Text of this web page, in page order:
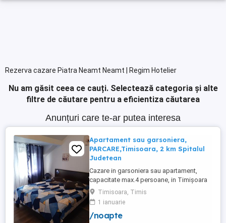
Rezerva cazare Piatra Neamt Neamt | Regim Hotelier
Nu am găsit ceea ce cauți. Selectează categoria și alte
filtre de căutare pentru a eficientiza căutarea
Anunțuri care te-ar putea interesa
Apartament sau garsoniera,
PARCARE,Timisoara, 2 km Spitalul
Judetean
Cazare in garsoniera sau apartament,
capacitate max.4 persoane, in Timișoara
la 2 km de Spitalul Judetean. (la doua
strazi)de zona Calea Buziasului
Lic.Electrotimis si la 2 km de Mosnita
Noua Centura. PARCARE. Situat la et.1 al
Timisoara, Timis
1 ianuarie
/noapte